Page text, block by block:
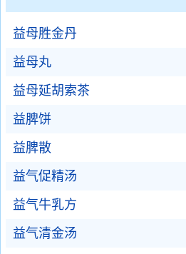
益母胜金丹
益母丸
益母延胡索茶
益脾饼
益脾散
益气促精汤
益气牛乳方
益气清金汤